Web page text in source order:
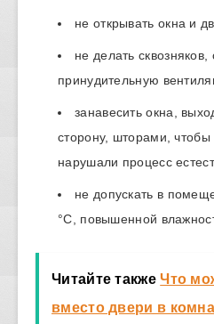
не открывать окна и
не делать сквозняков,
принудительную
занавесить окна,
сторону, шторами,
нарушали процесс
не допускать в
°C, повышенной
Читайте также Что
вместо двери в